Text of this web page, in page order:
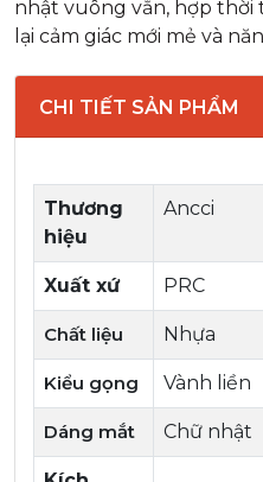
nhật vuông vắn, hợp thời
lại cảm giác mới mẻ và
CHI TIẾT SẢN PHẨM
Thương
hiệu
Ancci
Xuất xứ PRC
Chất liệu Nhựa
Kiểu gọng Vành liền
Dáng mắt Chữ nhật